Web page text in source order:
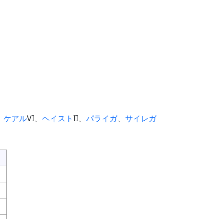
ケアルVI、 ヘイストII、 パライガ、 サイレガ